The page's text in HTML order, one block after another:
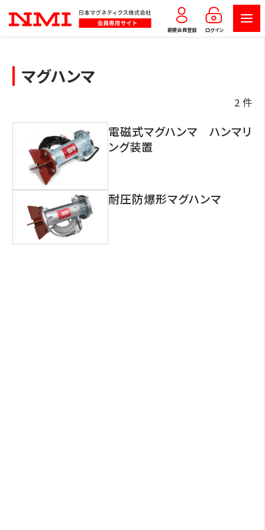
新規会員登録 ログイン
マグハンマ
2 件
電磁式マグハンマ ハンマリ
ング装置
耐圧防爆形マグハンマ